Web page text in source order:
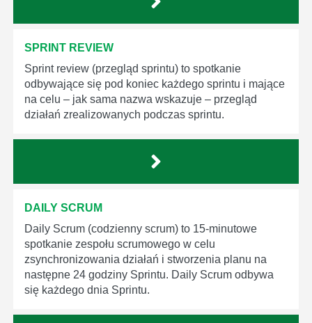
SPRINT REVIEW
Sprint review (przegląd sprintu) to spotkanie
odbywające się pod koniec każdego sprintu i mające
na celu – jak sama nazwa wskazuje – przegląd
działań zrealizowanych podczas sprintu.
DAILY SCRUM
Daily Scrum (codzienny scrum) to 15-minutowe
spotkanie zespołu scrumowego w celu
zsynchronizowania działań i stworzenia planu na
następne 24 godziny Sprintu. Daily Scrum odbywa
się każdego dnia Sprintu.